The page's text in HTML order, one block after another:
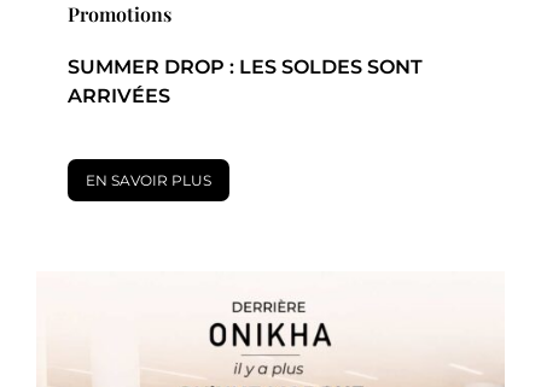
Promotions
SUMMER DROP : LES SOLDES SONT
ARRIVÉES
EN SAVOIR PLUS